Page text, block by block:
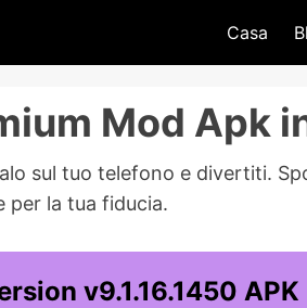
Casa
Mod Apk
sul tuo telefono e divertiti.
per la tua fiducia.
v9.1.16.1450 APK